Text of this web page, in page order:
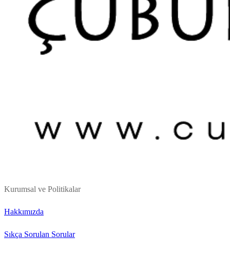
Kurumsal ve Politikalar
Hakkımızda
Sıkça Sorulan Sorular